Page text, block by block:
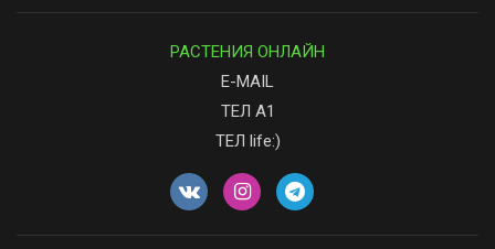
РАСТЕНИЯ ОНЛАЙН
E-MAIL
ТЕЛ А1
ТЕЛ life:)